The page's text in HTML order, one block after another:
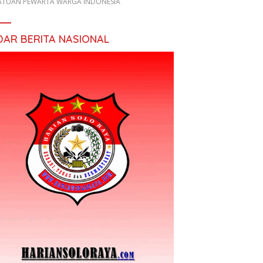
BERITA NASIONAL